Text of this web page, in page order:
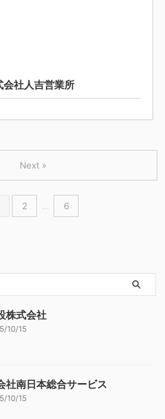
会社人吉営業所
2 … 6
Next »
株式会社
10/15
社南日本総合サービス
10/15